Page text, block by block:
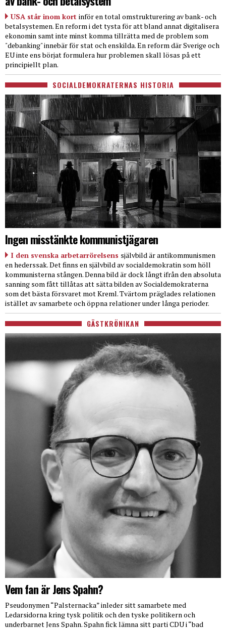
USA står inom kort inför en total omstrukturering av bank- och
betalsystemen. En reform i det tysta för att bland annat digitalisera
ekonomin samt inte minst komma tillrätta med de problem som
"debanking" innebär för stat och enskilda. En reform där Sverige och
EU inte ens börjat formulera hur problemen skall lösas på ett
principiellt plan.
SOCIALDEMOKRATERNAS HISTORIA
Ingen misstänkte kommunistjägaren
I den svenska arbetarrörelsens självbild är antikommunismen
en hederssak. Det finns en självbild av socialdemokratin som höll
kommunisterna stången. Denna bild är dock långt ifrån den absoluta
sanning som fått tillåtas att sätta bilden av Socialdemokraterna
som det bästa försvaret mot Kreml. Tvärtom präglades relationen
istället av samarbete och öppna relationer under långa perioder.
GÄSTKRÖNIKAN
Vem fan är Jens Spahn?
Pseudonymen “Palsternacka” inleder sitt samarbete med
Ledarsidorna kring tysk politik och den tyske politikern och
underbarnet Jens Spahn. Spahn fick lämna sitt parti CDU i “bad